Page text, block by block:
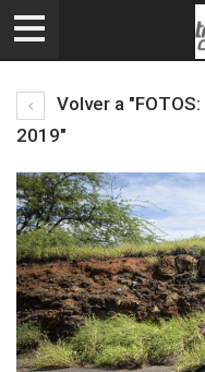
Volver a
2019"